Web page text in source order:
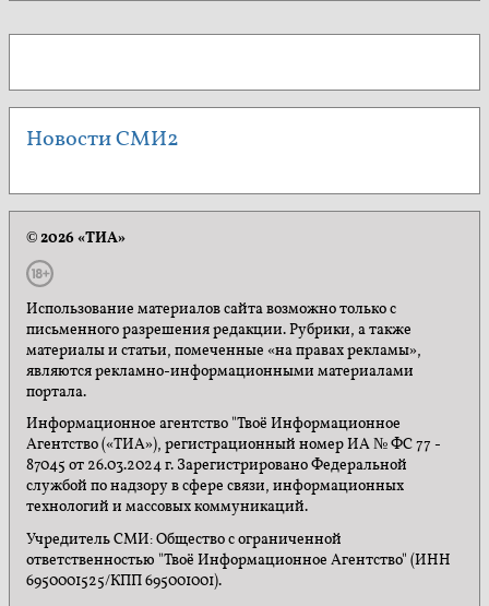
Новости СМИ2
© 2026 «ТИА»
Использование материалов сайта возможно только с
письменного разрешения редакции. Рубрики, а также
материалы и статьи, помеченные «на правах рекламы»,
являются рекламно-информационными материалами
портала.
Информационное агентство "Твоё Информационное
Агентство («ТИА»), регистрационный номер ИА № ФС 77 -
87045 от 26.03.2024 г. Зарегистрировано Федеральной
службой по надзору в сфере связи, информационных
технологий и массовых коммуникаций.
Учредитель СМИ: Общество с ограниченной
ответственностью "Твоё Информационное Агентство" (ИНН
6950001525/КПП 695001001).